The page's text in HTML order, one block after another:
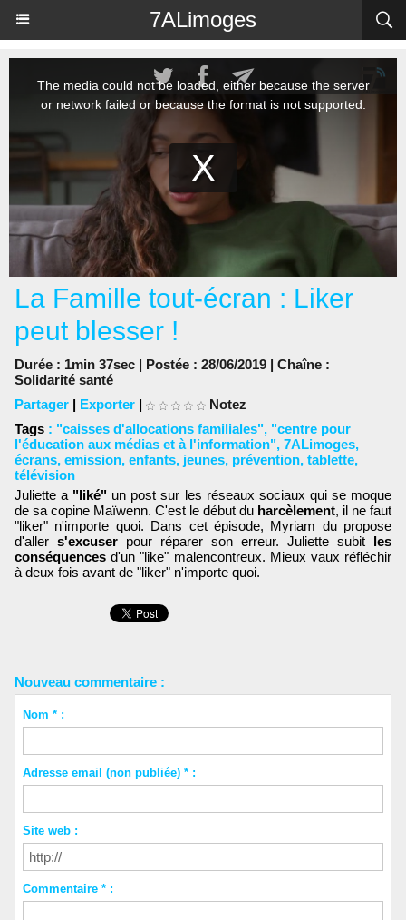
7ALimoges
La Famille tout-écran : Liker
peut blesser !
Durée : 1min 37sec | Postée : 28/06/2019 | Chaîne :
Solidarité santé
Partager | Exporter |
Notez
Tags : "caisses d'allocations familiales", "centre pour
l'éducation aux médias et à l'information", 7ALimoges,
écrans, emission, enfants, jeunes, prévention, tablette,
télévision
Juliette a "liké" un post sur les réseaux sociaux qui se moque
de sa copine Maïwenn. C'est le début du harcèlement, il ne faut
"liker" n'importe quoi. Dans cet épisode, Myriam du propose
d'aller s'excuser pour réparer son erreur. Juliette subit les
conséquences d'un "like" malencontreux. Mieux vaux réfléchir
à deux fois avant de "liker" n'importe quoi.
Nouveau commentaire :
Nom * :
Adresse email (non publiée) * :
Site web :
Commentaire * :